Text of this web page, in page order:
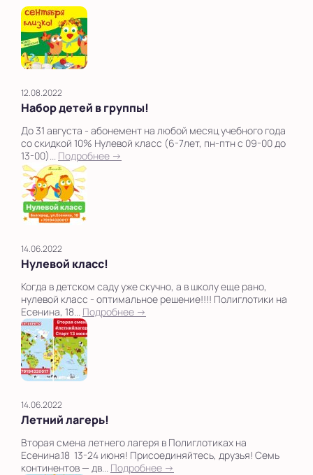
12.08.2022
Набор детей в группы!
До 31 августа - абонемент на любой месяц учебного года
со скидкой 10% Нулевой класс (6-7лет, пн-птн с 09-00 до
13-00)... Подробнее →
14.06.2022
Нулевой класс!
Когда в детском саду уже скучно, а в школу еще рано,
нулевой класс - оптимальное решение!!!! Полиглотики на
Есенина, 18... Подробнее →
14.06.2022
Летний лагерь!
Вторая смена летнего лагеря в Полиглотиках на
Есенина.18 13-24 июня! Присоединяйтесь, друзья! Семь
континентов — дв... Подробнее →